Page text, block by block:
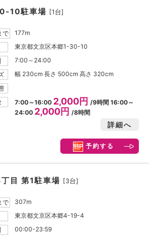
10駐車場 [1台]
で
177m
東京都文京区本郷1-30-10
7:00～24:00
幅 230cm 長さ 500cm 高さ 320cm
7:00～16:00 2,000円/9時間 16:00～
24:00 2,000円/8時間
詳細へ
予約する
目 第1駐車場 [3台]
で
307m
東京都文京区本郷4-19-4
00:00-23:59